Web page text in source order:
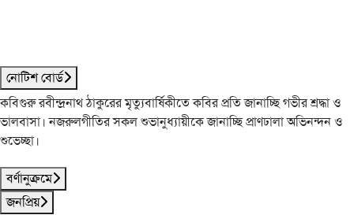
নোটিশ বোর্ড
কবিগুরু রবীন্দ্রনাথ ঠাকুরের মৃত্যুবার্ষিকীতে কবির প্রতি জানাচ্ছি গভীর শ্রদ্ধা ও
ভালবাসা। নজরুলগীতির সকল শুভানুধ্যায়ীকে জানাচ্ছি প্রাণঢালা অভিনন্দন ও
শুভেচ্ছা।
বর্ণানুক্রমে
জনপ্রিয়